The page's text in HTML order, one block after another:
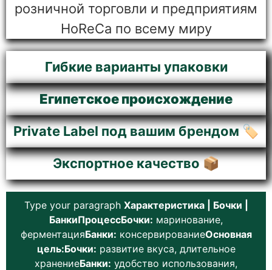
розничной торговли и предприятиям
HoReCa по всему миру
Гибкие варианты упаковки
Египетское происхождение
Private Label под вашим брендом 🏷️
Экспортное качество 📦
Type your paragraph Характеристика | Бочки |
БанкиПроцессБочки: маринование,
ферментацияБанки: консервированиеОсновная
цель:Бочки: развитие вкуса, длительное
хранениеБанки: удобство использования,